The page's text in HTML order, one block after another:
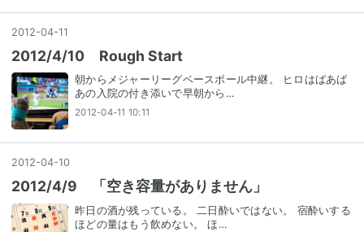
2012-04-11
2012/4/10 Rough Start
朝からメジャーリーグベースボール中継。 ヒロはばあば
あの入院の付き添いで早朝から…
2012-04-11 10:11
2012-04-10
2012/4/9 「空き容量がありません」
昨日の酒が残っている。 二日酔いではない。 宿酔いする
ほどの量はもう飲めない。 ほ…